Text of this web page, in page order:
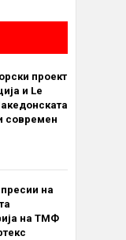
проект
и Le
современ
на
на ТМФ